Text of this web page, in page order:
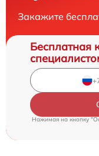
Закажите
Бесплатная
Нажимая на кнопку